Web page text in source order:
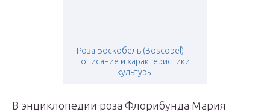
Роза Боскобель (Boscobel) —
описание и характеристики
культуры
В энциклопедии роза Флорибунда Мария